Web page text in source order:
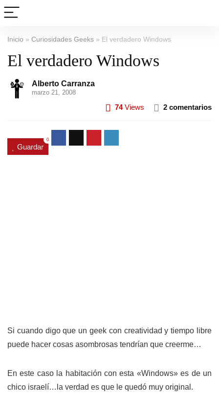
Inicio » Curiosidades Geeks » El verdadero Windows
El verdadero Windows
Alberto Carranza
marzo 21, 2008
74Views 2 comentarios
Guardar
0
Si cuando digo que un geek con creatividad y tiempo libre
puede hacer cosas asombrosas tendrían que creerme…
En este caso la habitación con esta «Windows» es de un
chico israelí…la verdad es que le quedó muy original.